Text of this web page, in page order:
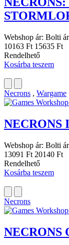
Webshop ár: Bolti
10163 Ft 15635 Ft
Rendelhető
Kosárba teszem
Necrons , Wargame
NECRONS
Webshop ár: Bolti
13091 Ft 20140 Ft
Rendelhető
Kosárba teszem
Necrons
NECRONS